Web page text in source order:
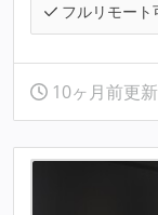
フルリモート
10ヶ月前更新